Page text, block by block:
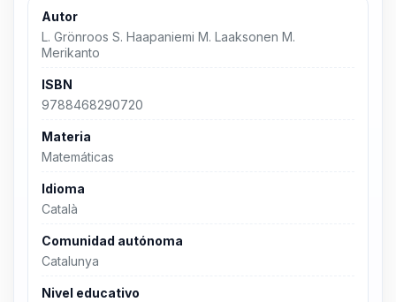
Autor
L. Grönroos S. Haapaniemi M. Laaksonen M.
Merikanto
ISBN
9788468290720
Materia
Matemáticas
Idioma
Català
Comunidad autónoma
Catalunya
Nivel educativo